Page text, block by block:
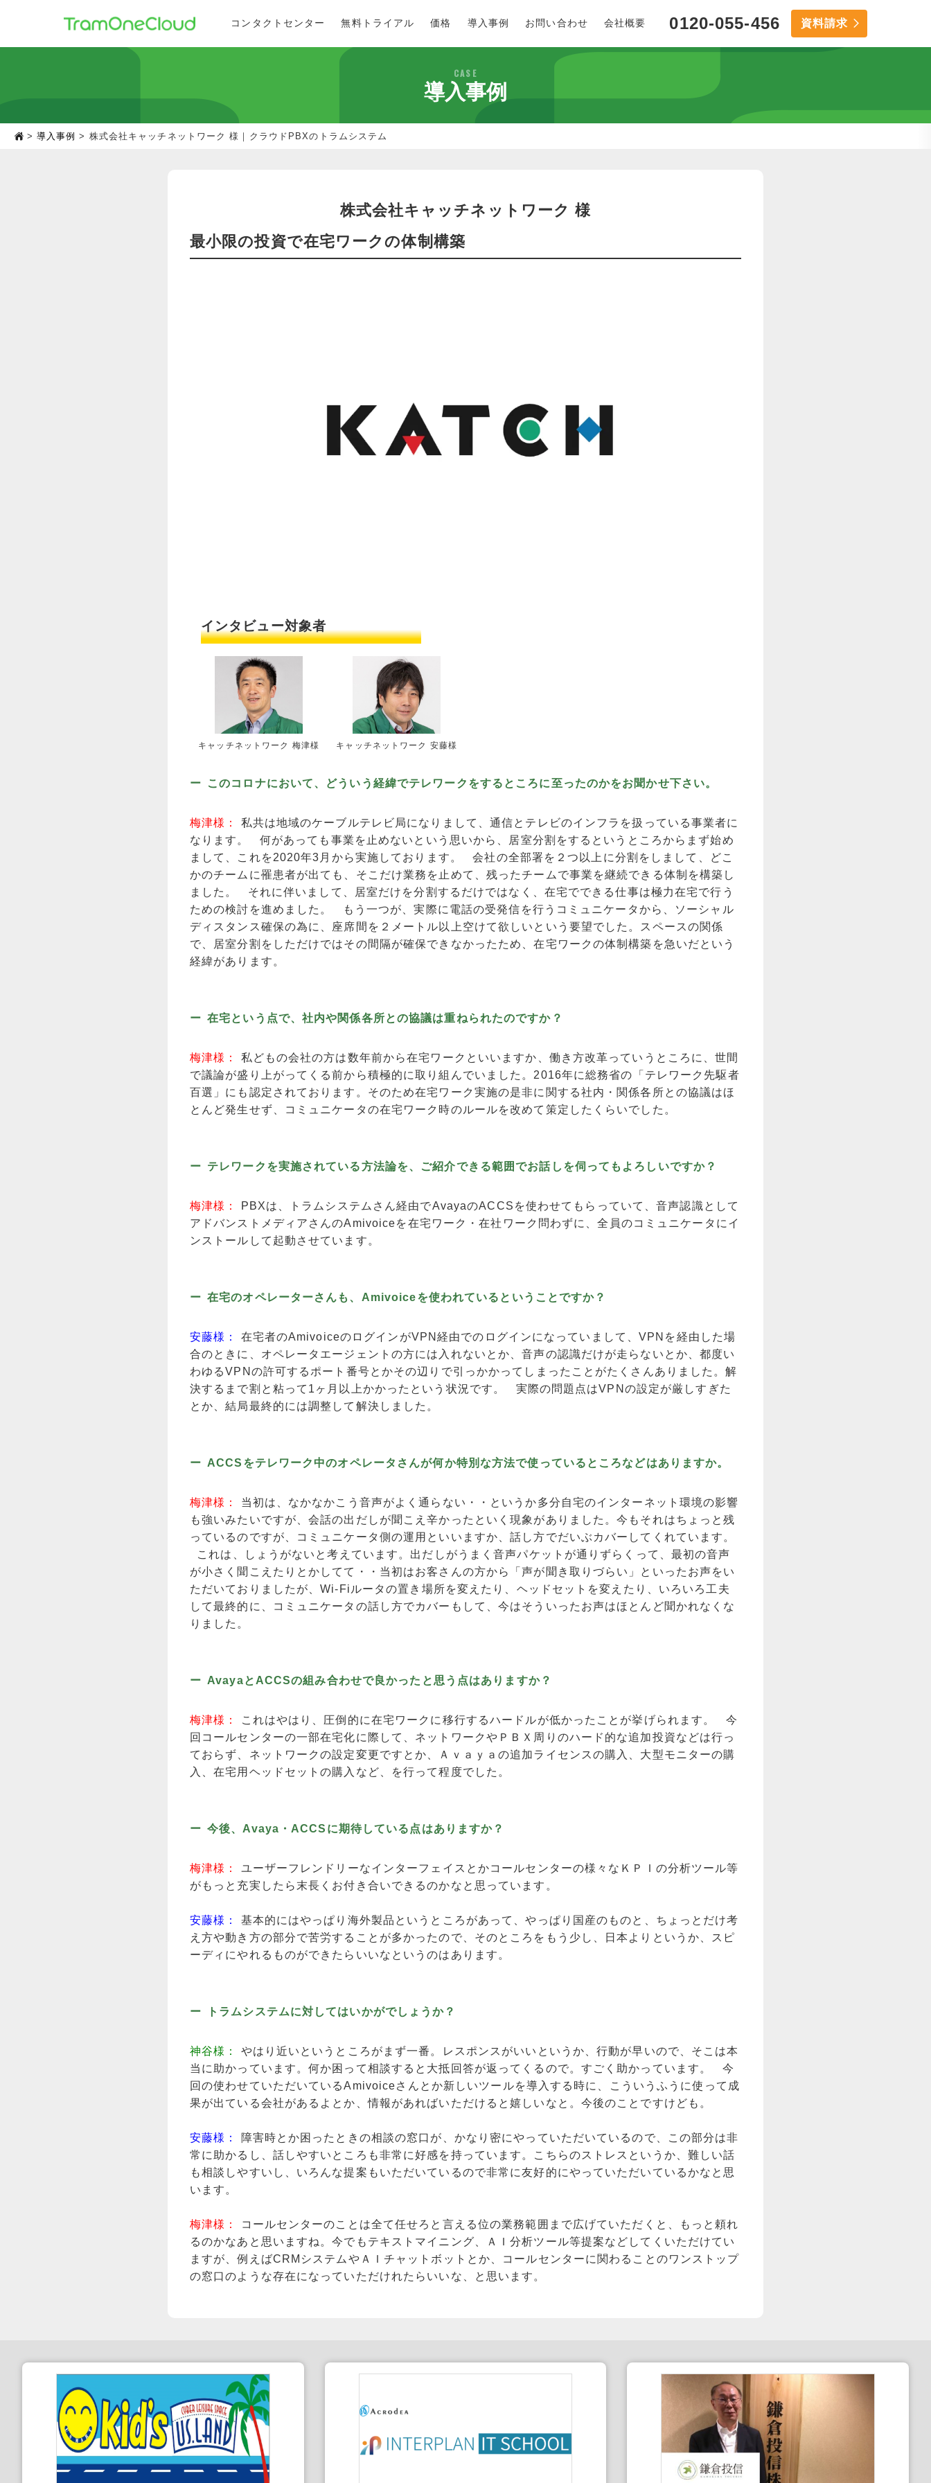
コンタクトセンター 無料トライアル 価格 導入事例 お問い合わせ 会社概要 0120-055-456 資料請求
CASE
導入事例
導入事例 株式会社キャッチネットワーク 様｜クラウドPBXのトラムシステム
株式会社キャッチネットワーク 様
最小限の投資で在宅ワークの体制構築
インタビュー対象者
キャッチネットワーク 梅津様 キャッチネットワーク 安藤様
このコロナにおいて、どういう経緯でテレワークをするところに至ったのかをお聞かせ下さい。
梅津様： 私共は地域のケーブルテレビ局になりまして、通信とテレビのインフラを扱っている事業者に
なります。 何があっても事業を止めないという思いから、居室分割をするというところからまず始め
まして、これを2020年3月から実施しております。 会社の全部署を２つ以上に分割をしまして、どこ
かのチームに罹患者が出ても、そこだけ業務を止めて、残ったチームで事業を継続できる体制を構築し
ました。 それに伴いまして、居室だけを分割するだけではなく、在宅でできる仕事は極力在宅で行う
ための検討を進めました。 もう一つが、実際に電話の受発信を行うコミュニケータから、ソーシャル
ディスタンス確保の為に、座席間を２メートル以上空けて欲しいという要望でした。スペースの関係
で、居室分割をしただけではその間隔が確保できなかったため、在宅ワークの体制構築を急いだという
経緯があります。
在宅という点で、社内や関係各所との協議は重ねられたのですか？
梅津様： 私どもの会社の方は数年前から在宅ワークといいますか、働き方改革っていうところに、世間
で議論が盛り上がってくる前から積極的に取り組んでいました。2016年に総務省の「テレワーク先駆者
百選」にも認定されております。そのため在宅ワーク実施の是非に関する社内・関係各所との協議はほ
とんど発生せず、コミュニケータの在宅ワーク時のルールを改めて策定したくらいでした。
テレワークを実施されている方法論を、ご紹介できる範囲でお話しを伺ってもよろしいですか？
梅津様：
PBXは、トラムシステムさん経由でAvayaのACCSを使わせてもらっていて、音声認識として
アドバンストメディアさんのAmivoiceを在宅ワーク・在社ワーク問わずに、全員のコミュニケータにイ
ンストールして起動させています。
在宅のオペレーターさんも、Amivoiceを使われているということですか？
安藤様： 在宅者のAmivoiceのログインがVPN経由でのログインになっていまして、VPNを経由した場
合のときに、オペレータエージェントの方には入れないとか、音声の認識だけが走らないとか、都度い
わゆるVPNの許可するポート番号とかその辺りで引っかかってしまったことがたくさんありました。解
決するまで割と粘って1ヶ月以上かかったという状況です。 実際の問題点はVPNの設定が厳しすぎた
とか、結局最終的には調整して解決しました。
ACCSをテレワーク中のオペレータさんが何か特別な方法で使っているところなどはありますか。
梅津様： 当初は、なかなかこう音声がよく通らない・・というか多分自宅のインターネット環境の影響
も強いみたいですが、会話の出だしが聞こえ辛かったといく現象がありました。今もそれはちょっと残
っているのですが、コミュニケータ側の運用といいますか、話し方でだいぶカバーしてくれています。
これは、しょうがないと考えています。出だしがうまく音声パケットが通りずらくって、最初の音声
が小さく聞こえたりとかしてて・・当初はお客さんの方から「声が聞き取りづらい」といったお声をい
ただいておりましたが、Wi-Fiルータの置き場所を変えたり、ヘッドセットを変えたり、いろいろ工夫
して最終的に、コミュニケータの話し方でカバーもして、今はそういったお声はほとんど聞かれなくな
りました。
AvayaとACCSの組み合わせで良かったと思う点はありますか？
梅津様：
これはやはり、圧倒的に在宅ワークに移行するハードルが低かったことが挙げられます。 今
回コールセンターの一部在宅化に際して、ネットワークやＰＢＸ周りのハード的な追加投資などは行っ
ておらず、ネットワークの設定変更ですとか、Ａｖａｙａの追加ライセンスの購入、大型モニターの購
入、在宅用ヘッドセットの購入など、を行って程度でした。
今後、Avaya・ACCSに期待している点はありますか？
梅津様： ユーザーフレンドリーなインターフェイスとかコールセンターの様々なＫＰＩの分析ツール等
がもっと充実したら末長くお付き合いできるのかなと思っています。
安藤様： 基本的にはやっぱり海外製品というところがあって、やっぱり国産のものと、ちょっとだけ考
え方や動き方の部分で苦労することが多かったので、そのところをもう少し、日本よりというか、スピ
ーディにやれるものができたらいいなというのはあります。
トラムシステムに対してはいかがでしょうか？
神谷様： やはり近いというところがまず一番。レスポンスがいいというか、行動が早いので、そこは本
当に助かっています。何か困って相談すると大抵回答が返ってくるので。すごく助かっています。 今
回の使わせていただいているAmivoiceさんとか新しいツールを導入する時に、こういうふうに使って成
果が出ている会社があるよとか、情報があればいただけると嬉しいなと。今後のことですけども。
安藤様： 障害時とか困ったときの相談の窓口が、かなり密にやっていただいているので、この部分は非
常に助かるし、話しやすいところも非常に好感を持っています。こちらのストレスというか、難しい話
も相談しやすいし、いろんな提案もいただいているので非常に友好的にやっていただいているかなと思
います。
梅津様：
コールセンターのことは全て任せろと言える位の業務範囲まで広げていただくと、もっと頼れ
るのかなあと思いますね。今でもテキストマイニング、ＡＩ分析ツール等提案などしてくいただけてい
ますが、例えばCRMシステムやＡＩチャットボットとか、コールセンターに関わることのワンストップ
の窓口のような存在になっていただけれたらいいな、と思います。